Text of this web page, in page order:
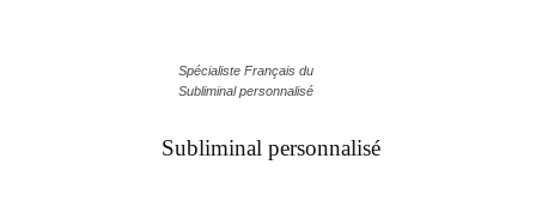
Spécialiste Français du
Subliminal personnalisé
Subliminal personnalisé